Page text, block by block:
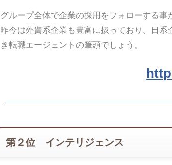
グループ全体で企業の採用をフォローする事
昨今は外資系企業も豊富に扱っており、日
き転職エージェントの筆頭でしょう。
第２位 インテリジェンス